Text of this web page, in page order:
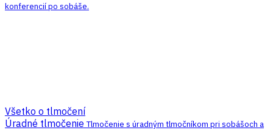
konferencií po sobáše.
Všetko o tlmočení
Úradné tlmočenieTlmočenie s úradným tlmočníkom pri sobášoch a